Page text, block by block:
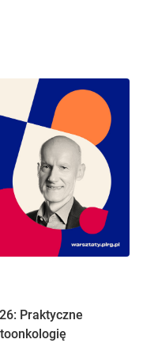
Praktyczne